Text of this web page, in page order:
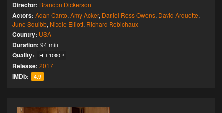
Director: Brandon Dickerson
Actors: Adan Canto, Amy Acker, Daniel Ross Owens, David Arquette,
June Squibb, Nicole Elliott, Richard Robichaux
Country: USA
Duration: 94 min
Quality: HD 1080P
Release: 2017
IMDb: 4.9